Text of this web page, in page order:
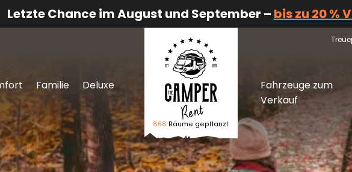
Letzte Chance im August und September – bis zu 20 %
Logo The Camper Rent
868 Bäume gepflanzt
Familie Deluxe
Fahrzeuge zum
Verkauf